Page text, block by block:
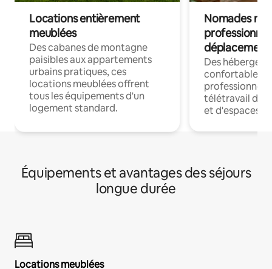
Locations entièrement
meublées
Des cabanes de montagne
paisibles aux appartements
urbains pratiques, ces
locations meublées offrent
tous les équipements d'un
logement standard.
Nomades
déplacement
Des
confortables
professionnels
télétravail
et d'espaces
Équipements et avantages des séjours
longue durée
Locations meublées